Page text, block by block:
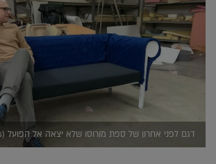
דגם לפני אחרון של ספת מורוסו שלא יצאה אל הפועל (Producks)